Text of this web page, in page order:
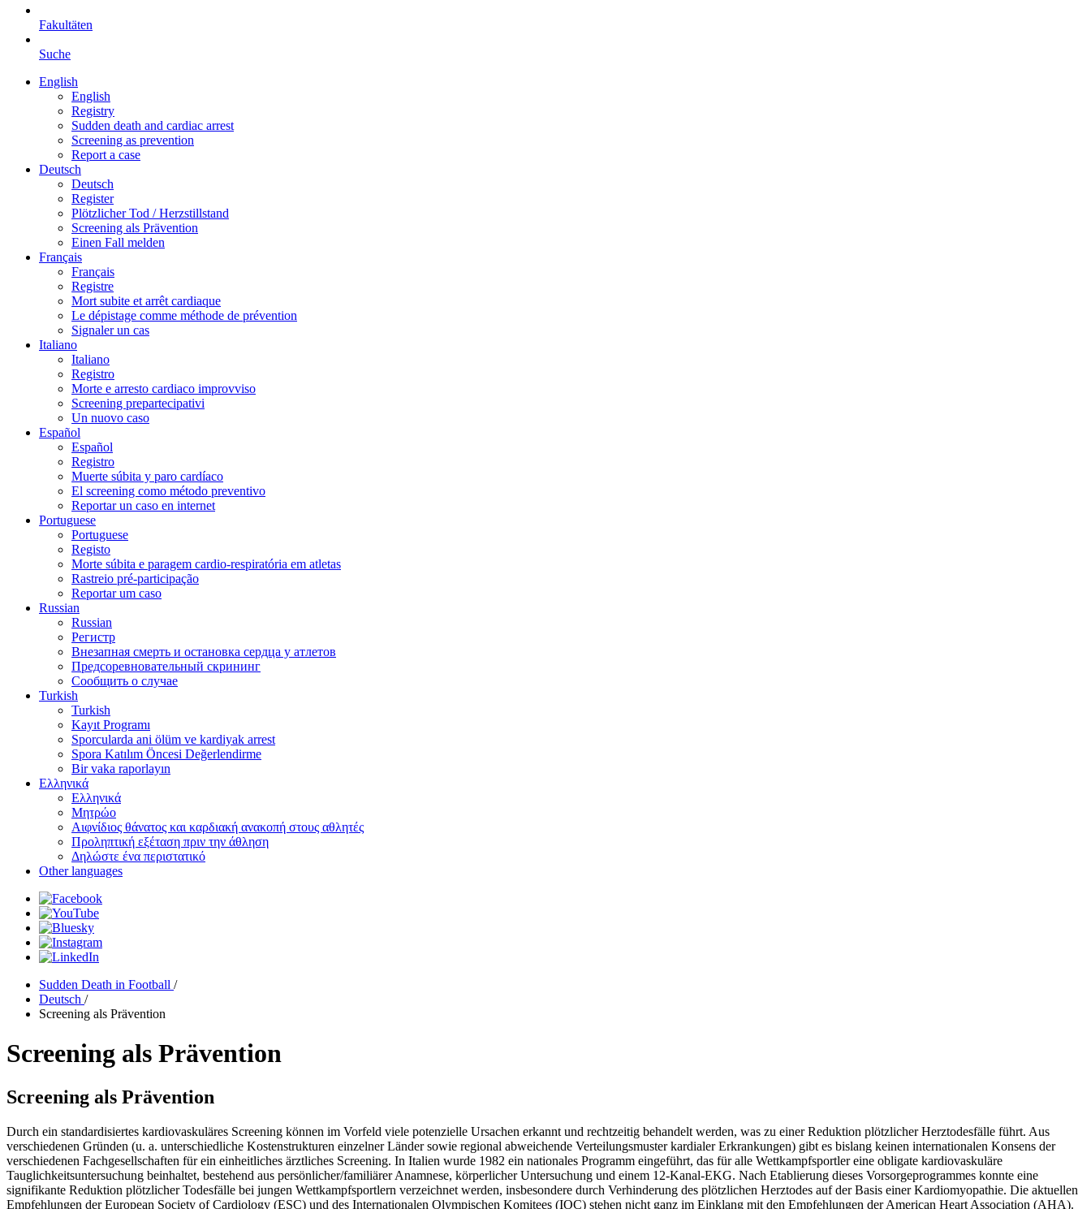
Fakultäten
Suche
English
English
Registry
Sudden death and cardiac arrest
Screening as prevention
Report a case
Deutsch
Deutsch
Register
Plötzlicher Tod / Herzstillstand
Screening als Prävention
Einen Fall melden
Français
Français
Registre
Mort subite et arrêt cardiaque
Le dépistage comme méthode de prévention
Signaler un cas
Italiano
Italiano
Registro
Morte e arresto cardiaco improvviso
Screening prepartecipativi
Un nuovo caso
Español
Español
Registro
Muerte súbita y paro cardíaco
El screening como método preventivo
Reportar un caso en internet
Portuguese
Portuguese
Registo
Morte súbita e paragem cardio-respiratória em atletas
Rastreio pré-participação
Reportar um caso
Russian
Russian
Регистр
Внезапная смерть и остановка сердца у атлетов
Предсоревновательный скрининг
Сообщить о случае
Turkish
Turkish
Kayıt Programı
Sporcularda ani ölüm ve kardiyak arrest
Spora Katılım Öncesi Değerlendirme
Bir vaka raporlayın
Ελληνικά
Ελληνικά
Μητρώο
Αιφνίδιος θάνατος και καρδιακή ανακοπή στους αθλητές
Προληπτική εξέταση πριν την άθληση
Δηλώστε ένα περιστατικό
Other languages
Sudden Death in Football /
Deutsch /
Screening als Prävention
Screening als Prävention
Screening als Prävention
Durch ein standardisiertes kardiovaskuläres Screening können im Vorfeld viele potenzielle Ursachen erkannt und rechtzeitig behandelt werden, was zu einer Reduktion plötzlicher Herztodesfälle führt. Aus
verschiedenen Gründen (u. a. unterschiedliche Kostenstrukturen einzelner Länder sowie regional abweichende Verteilungsmuster kardialer Erkrankungen) gibt es bislang keinen internationalen Konsens der
verschiedenen Fachgesellschaften für ein einheitliches ärztliches Screening. In Italien wurde 1982 ein nationales Programm eingeführt, das für alle Wettkampfsportler eine obligate kardiovaskuläre
Tauglichkeitsuntersuchung beinhaltet, bestehend aus persönlicher/familiärer Anamnese, körperlicher Untersuchung und einem 12-Kanal-EKG. Nach Etablierung dieses Vorsorgeprogrammes konnte eine
signifikante Reduktion plötzlicher Todesfälle bei jungen Wettkampfsportlern verzeichnet werden, insbesondere durch Verhinderung des plötzlichen Herztodes auf der Basis einer Kardiomyopathie. Die aktuellen
Empfehlungen der European Society of Cardiology (ESC) und des Internationalen Olympischen Komitees (IOC) stehen nicht ganz im Einklang mit den Empfehlungen der American Heart Association (AHA).